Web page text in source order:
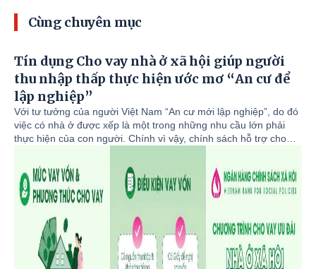
Cùng chuyên mục
Tín dụng Cho vay nhà ở xã hội giúp người
thu nhập thấp thực hiện ước mơ “An cư để
lập nghiệp”
Với tư tưởng của người Việt Nam “An cư mới lập nghiệp”, do đó
việc có nhà ở được xếp là một trong những nhu cầu lớn phải
thực hiện của con người. Chính vì vậy, chính sách hỗ trợ cho
có ý nghĩa to lớn và phù hợp với thực tiễn. Từ khi triển khai
chương trình cho vay nhà ở xã hội đến nay, Phòng giao dịch
NHCSXH Tam Nông đã giải quyết cho nhiều khách hàng thuộc
đối tượng vay vốn được tiếp cận với nguồn vốn ưu đãi và đã có
nhà để ở, từ đó yên tâm công tác, lao động, góp phần phát triển
nguồn nhân lực phục vụ cho sự nghiệp công nghiệp hóa, hiện
đại hóa đất nước.